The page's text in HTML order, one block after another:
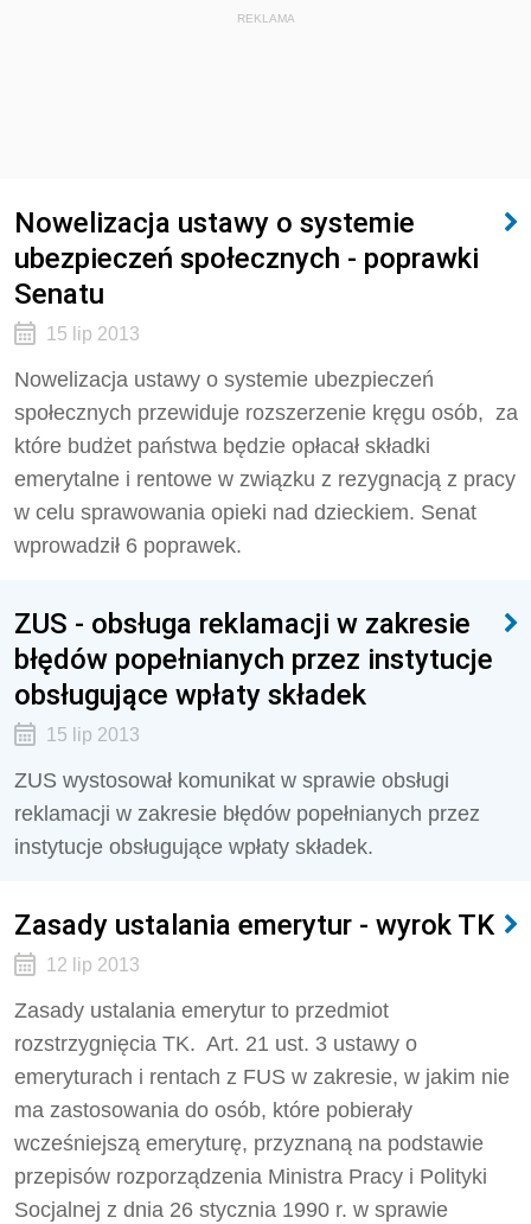
REKLAMA
Nowelizacja ustawy o systemie
ubezpieczeń społecznych - poprawki
Senatu
15 lip 2013
Nowelizacja ustawy o systemie ubezpieczeń
społecznych przewiduje rozszerzenie kręgu osób, za
które budżet państwa będzie opłacał składki
emerytalne i rentowe w związku z rezygnacją z pracy
w celu sprawowania opieki nad dzieckiem. Senat
wprowadził 6 poprawek.
ZUS - obsługa reklamacji w zakresie
błędów popełnianych przez instytucje
obsługujące wpłaty składek
15 lip 2013
ZUS wystosował komunikat w sprawie obsługi
reklamacji w zakresie błędów popełnianych przez
instytucje obsługujące wpłaty składek.
Zasady ustalania emerytur - wyrok TK
12 lip 2013
Zasady ustalania emerytur to przedmiot
rozstrzygnięcia TK. Art. 21 ust. 3 ustawy o
emeryturach i rentach z FUS w zakresie, w jakim nie
ma zastosowania do osób, które pobierały
wcześniejszą emeryturę, przyznaną na podstawie
przepisów rozporządzenia Ministra Pracy i Polityki
Socjalnej z dnia 26 stycznia 1990 r. w sprawie